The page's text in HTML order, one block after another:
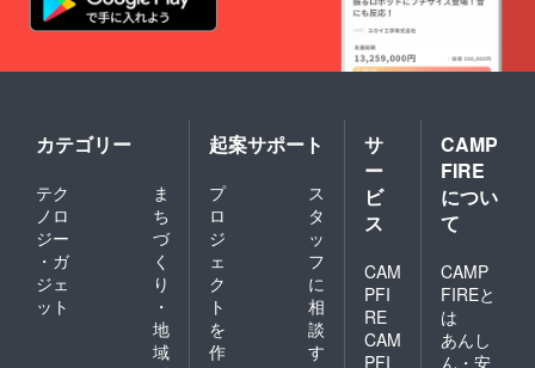
カテゴリー
テク
ノロ
ジー
・ガ
ジェ
ット
ま
ち
づ
く
り
・
地
域
起案サポート
プ
ロ
ジ
ェ
ク
ト
を
作
ス
タ
ッ
フ
に
相
談
す
サ
ー
ビ
ス
CAM
PFI
RE
CAM
PFI
CAMP
FIRE
につい
て
CAMP
FIREと
は
あんし
ん・安